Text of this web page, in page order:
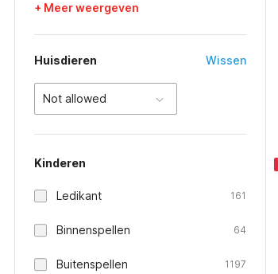
+ Meer weergeven
Huisdieren Wissen
Not allowed
Kinderen
Ledikant 161
Binnenspellen 64
Buitenspellen 1197